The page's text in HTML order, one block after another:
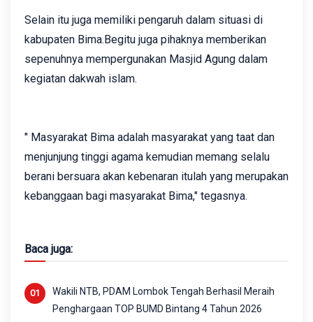
Selain itu juga memiliki pengaruh dalam situasi di
kabupaten Bima.Begitu juga pihaknya memberikan
sepenuhnya mempergunakan Masjid Agung dalam
kegiatan dakwah islam.
" Masyarakat Bima adalah masyarakat yang taat dan
menjunjung tinggi agama kemudian memang selalu
berani bersuara akan kebenaran itulah yang merupakan
kebanggaan bagi masyarakat Bima," tegasnya.
Baca juga:
Wakili NTB, PDAM Lombok Tengah Berhasil Meraih
Penghargaan TOP BUMD Bintang 4 Tahun 2026